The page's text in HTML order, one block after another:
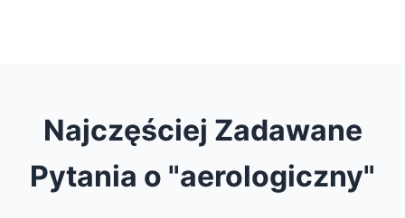
Najczęściej Zadawane
Pytania o "aerologiczny"